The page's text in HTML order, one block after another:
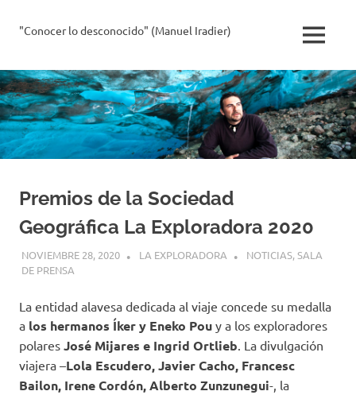
La
Exploradora
"Conocer lo desconocido" (Manuel Iradier)
MENÚ
Premios de la Sociedad
Geográfica La Exploradora 2020
NOVIEMBRE 28, 2020 LA EXPLORADORA NOTICIAS,SALA
DE PRENSA
La entidad alavesa dedicada al viaje concede su medalla
a los hermanos Íker y Eneko Pou y a los exploradores
polares José Mijares e Ingrid Ortlieb . La divulgación
viajera –Lola Escudero, Javier Cacho, Francesc
Bailon, Irene Cordón, Alberto Zunzunegui-, la